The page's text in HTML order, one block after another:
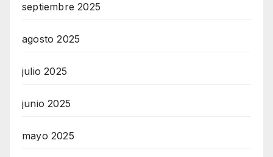
septiembre 2025
agosto 2025
julio 2025
junio 2025
mayo 2025